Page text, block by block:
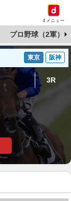
dメニュー
プロ野球（2軍）
東京 阪神
3R